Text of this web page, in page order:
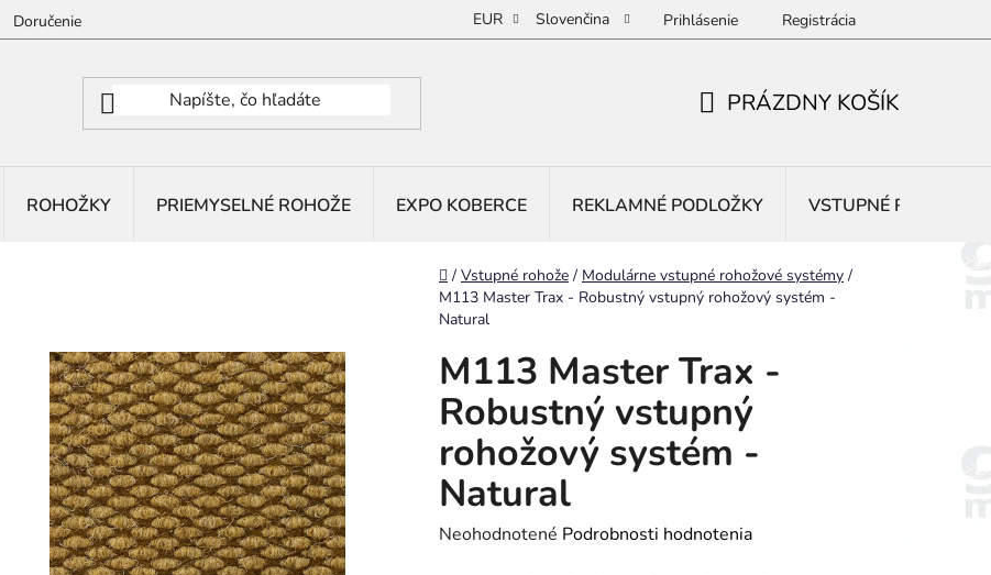
Doručenie EUR Slovenčina Prihlásenie Registrácia
PRÁZDNY KOŠÍK
ROHOŽKY PRIEMYSELNÉ ROHOŽE EXPO KOBERCE REKLAMNÉ PODLOŽKY VSTUPNÉ ROHOŽE
Domov
/ Vstupné rohože / Modulárne vstupné rohožové systémy /
M113 Master Trax - Robustný vstupný rohožový systém -
Natural
M113 Master Trax -
Robustný vstupný
rohožový systém -
Natural
Priemerné
Neohodnotené Podrobnosti hodnotenia